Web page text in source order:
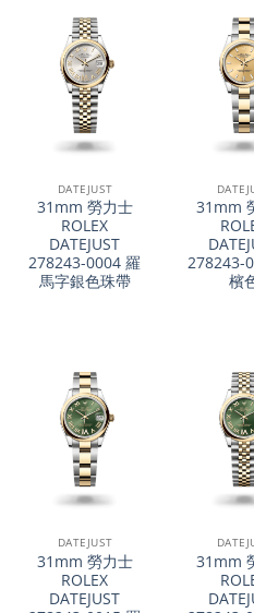
DATEJUST
31mm 勞力士
ROLEX
DATEJUST
278243-0004 羅
馬字銀色珠帶
31mm
278243-
檳
DATEJUST
31mm 勞力士
ROLEX
DATEJUST
31mm